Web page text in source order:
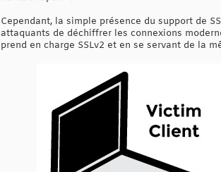
Cependant, la simple présence du support de
attaquants de déchiffrer les connexions
prend en charge SSLv2 et en se servant de la